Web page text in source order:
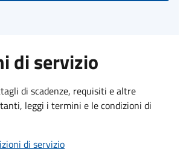
di servizio
di scadenze, requisiti e altre
leggi i termini e le condizioni di
di servizio